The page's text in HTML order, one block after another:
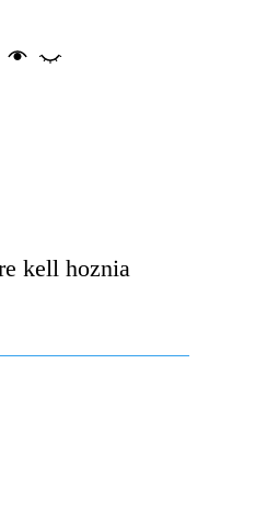
kell hoznia